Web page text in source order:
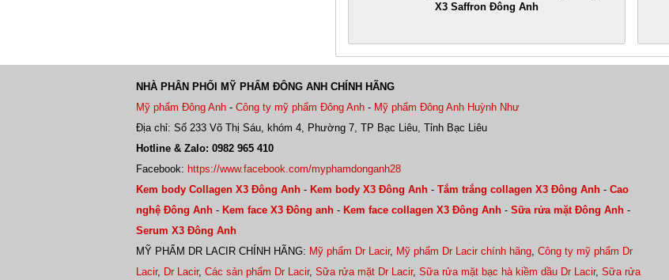
X3 Saffron Đông Anh
NHÀ PHÂN PHỐI MỸ PHẨM ĐÔNG ANH CHÍNH HÃNG
Mỹ phẩm Đông Anh - Công ty mỹ phẩm Đông Anh - Mỹ phẩm Đông Anh Huỳnh Như
Địa chỉ: Số 233 Võ Thị Sáu, khóm 4, Phường 7, TP Bạc Liêu, Tỉnh Bạc Liêu
Hotline & Zalo: 0982 965 410
Facebook: https://www.facebook.com/myphamdonganh28
Kem body Collagen X3 Đông Anh - Kem body X3 Đông Anh - Tắm trắng collagen X3 Đông Anh - Cao
nghệ Đông Anh - Kem face X3 Đông anh - Kem face collagen X3 Đông Anh - Sữa rửa mặt Đông Anh -
Serum X3 Đông Anh
MỸ PHẨM DR LACIR CHÍNH HÃNG: Mỹ phẩm Dr Lacir, Mỹ phẩm Dr Lacir chính hãng, Công ty mỹ phẩm Dr
Lacir, Dr Lacir, Các sản phẩm Dr Lacir, Sữa rửa mặt Dr Lacir, Sữa rửa mặt bạc hà kiềm dầu Dr Lacir, Sữa rửa